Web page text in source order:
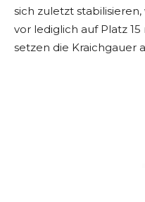
sich zuletzt
vor lediglich auf Platz
setzen die Kraichgauer